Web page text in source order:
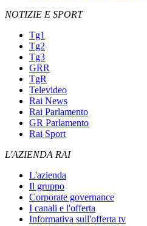
NOTIZIE E SPORT
Tg1
Tg2
Tg3
GRR
TgR
Televideo
Rai News
Rai Parlamento
GR Parlamento
Rai Sport
L'AZIENDA RAI
L'azienda
Il gruppo
Corporate governance
I canali e l'offerta
Informativa sull'offerta tv